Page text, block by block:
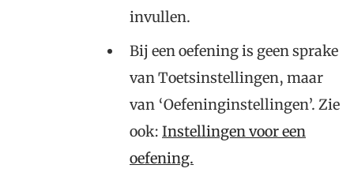
invullen.
Bij een oefening is geen sprake
van Toetsinstellingen, maar
van ‘Oefeninginstellingen’. Zie
ook: Instellingen voor een
oefening.